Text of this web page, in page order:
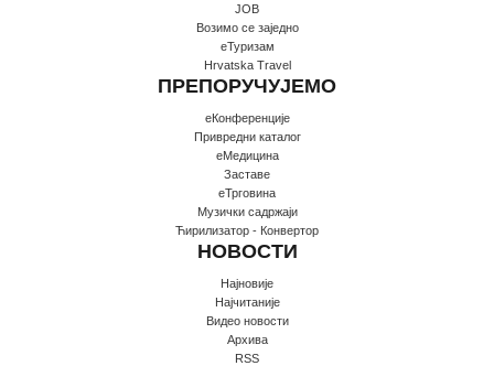
JOB
Возимо се заједно
еТуризам
Hrvatska Travel
ПРЕПОРУЧУЈЕМО
еКонференције
Привредни каталог
еМедицина
Заставе
еТрговина
Музички садржаји
Ћирилизатор - Конвертор
НОВОСТИ
Најновије
Најчитаније
Видео новости
Архива
RSS